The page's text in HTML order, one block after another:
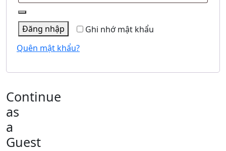
Ghi nhớ mật khẩu
Đăng nhập
Quên mật khẩu?
Continue
as
a
Guest